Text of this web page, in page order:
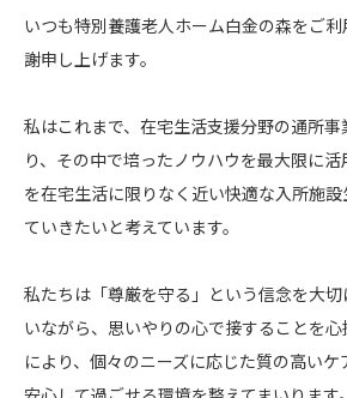
いつも特別養護老人ホーム白金の森をご
謝申し上げます。
私はこれまで、在宅生活支援分野の通所
り、その中で培ったノウハウを最大限に
を在宅生活に限りなく近い快適な入所施
ていきたいと考えています。
私たちは「尊厳を守る」という信念を大
いながら、思いやりの心で接することを
により、個々のニーズに応じた質の高い